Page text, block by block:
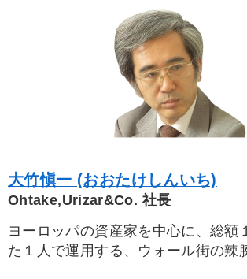
大竹愼一 (おおたけしんいち)
Ohtake,Urizar&Co. 社長
ヨーロッパの資産家を中心に、総額
た１人で運用する、ウォール街の辣